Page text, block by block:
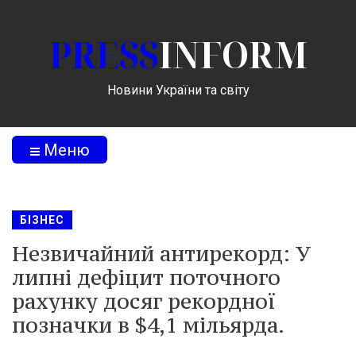
PRESSINFORM
Новини України та світу
Меню
БІЗНЕС
Незвичайний антирекорд: У
липні дефіцит поточного
рахунку досяг рекордної
позначки в $4,1 мільярда.